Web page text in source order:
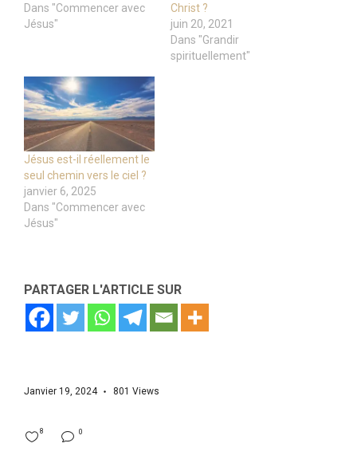
Dans "Commencer avec
Jésus"
Christ ?
juin 20, 2021
Dans "Grandir
spirituellement"
Jésus est-il réellement le
seul chemin vers le ciel ?
janvier 6, 2025
Dans "Commencer avec
Jésus"
PARTAGER L'ARTICLE SUR
Janvier 19, 2024 801 Views
0
8